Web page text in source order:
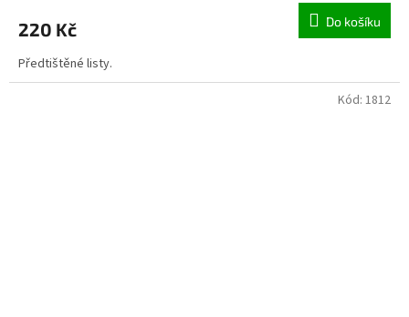
220 Kč Do košíku
Předtištěné listy.
Kód: 1812